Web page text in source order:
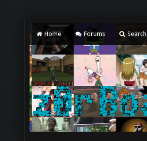
Home Forums Search